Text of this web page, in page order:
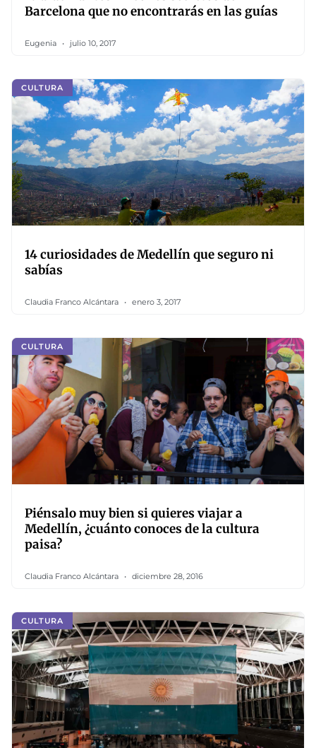
Barcelona que no encontrarás en las guías
Eugenia julio 10, 2017
CULTURA
14 curiosidades de Medellín que seguro ni
sabías
Claudia Franco Alcántara enero 3, 2017
CULTURA
Piénsalo muy bien si quieres viajar a
Medellín, ¿cuánto conoces de la cultura
paisa?
Claudia Franco Alcántara diciembre 28, 2016
CULTURA